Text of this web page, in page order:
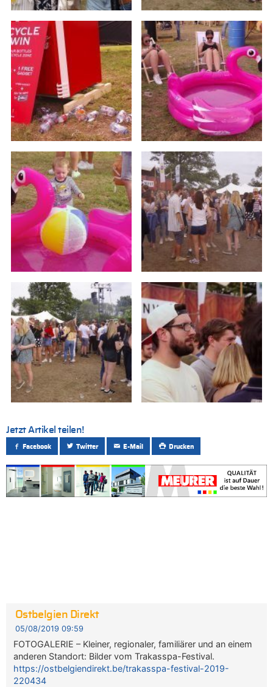
Jetzt Artikel teilen!
Facebook Twitter E-Mail Drucken
Ostbelgien Direkt
05/08/2019 09:59
FOTOGALERIE – Kleiner, regionaler, familiärer und an einem
anderen Standort: Bilder vom Trakasspa-Festival.
https://ostbelgiendirekt.be/trakasspa-festival-2019-
220434